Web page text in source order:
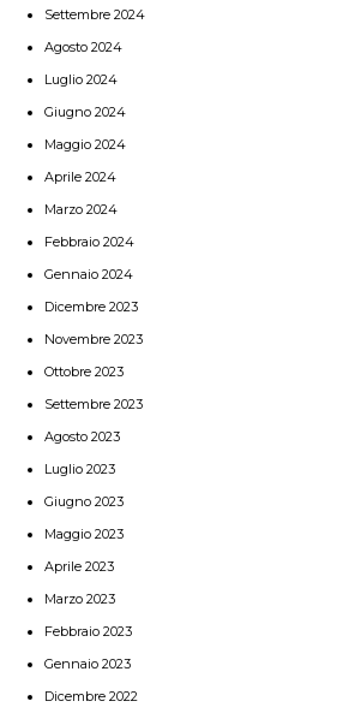
Settembre 2024
Agosto 2024
Luglio 2024
Giugno 2024
Maggio 2024
Aprile 2024
Marzo 2024
Febbraio 2024
Gennaio 2024
Dicembre 2023
Novembre 2023
Ottobre 2023
Settembre 2023
Agosto 2023
Luglio 2023
Giugno 2023
Maggio 2023
Aprile 2023
Marzo 2023
Febbraio 2023
Gennaio 2023
Dicembre 2022